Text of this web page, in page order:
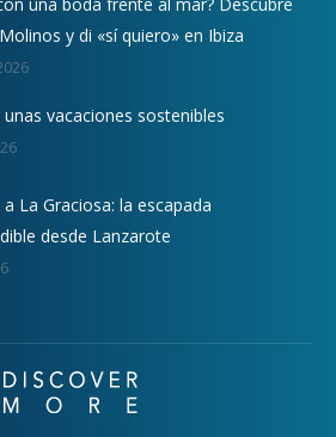
y di «sí quiero» en Ibiza
unas vacaciones sostenibles
a La Graciosa: la escapada
desde Lanzarote